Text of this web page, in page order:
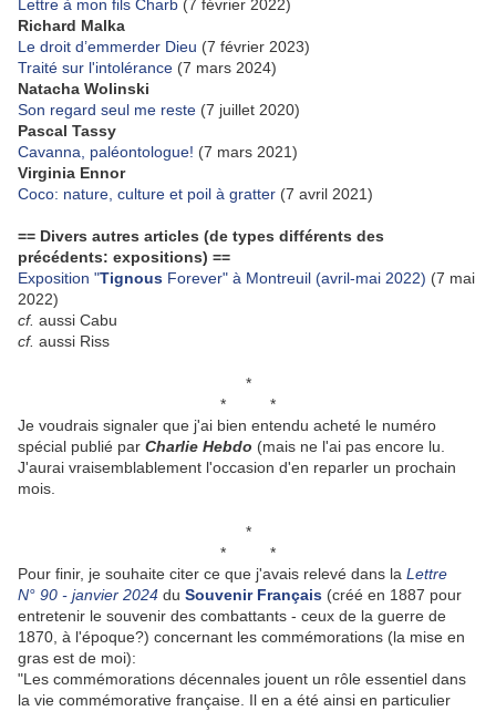
Lettre à mon fils Charb (7 février 2022)
Richard Malka
Le droit d’emmerder Dieu (7 février 2023)
Traité sur l'intolérance (7 mars 2024)
Natacha Wolinski
Son regard seul me reste (7 juillet 2020)
Pascal Tassy
Cavanna, paléontologue! (7 mars 2021)
Virginia Ennor
Coco: nature, culture et poil à gratter (7 avril 2021)
== Divers autres articles (de types différents des
précédents: expositions) ==
Exposition "Tignous Forever" à Montreuil (avril-mai 2022) (7 mai
2022)
cf. aussi Cabu
cf. aussi Riss
*
* *
Je voudrais signaler que j'ai bien entendu acheté le numéro
spécial publié par Charlie Hebdo (mais ne l'ai pas encore lu.
J'aurai vraisemblablement l'occasion d'en reparler un prochain
mois.
*
* *
Pour finir, je souhaite citer ce que j'avais relevé dans la Lettre
N° 90 - janvier 2024 du Souvenir Français (créé en 1887 pour
entretenir le souvenir des combattants - ceux de la guerre de
1870, à l'époque?) concernant les commémorations (la mise en
gras est de moi):
"Les commémorations décennales jouent un rôle essentiel dans
la vie commémorative française. Il en a été ainsi en particulier